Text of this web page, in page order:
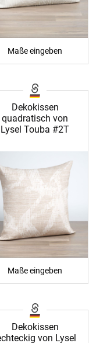
Maße eingeben
Dekokissen
quadratisch von
Lysel Touba #2T
Maße eingeben
Dekokissen
von Lysel